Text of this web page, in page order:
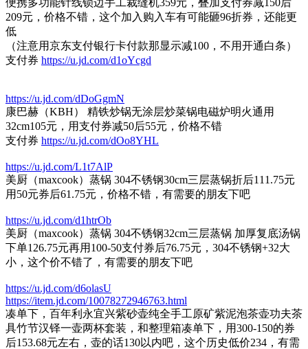
209元，价格不错，这个加入购入车有可能砸96折券，还能更
低
（注意用京东支付银行卡付款那显示减100，不用开通白条）
支付券 https://u.jd.com/d1oYcgd
https://u.jd.com/dDoGgmN
康巴赫（KBH） 精铁炒锅无涂层炒菜锅电磁炉明火通用
32cm105元，用支付券减50后55元，价格不错
支付券 https://u.jd.com/dOo8YHL
https://u.jd.com/L1t7AlP
美厨（maxcook）蒸锅 304不锈钢30cm三层蒸锅折后111.75元
用50元券后61.75元，价格不错，有需要的朋友下吧
https://u.jd.com/d1htrOb
美厨（maxcook）蒸锅 304不锈钢32cm三层蒸锅 加厚复底汤锅
下单126.75元再用100-50支付券后76.75元，304不锈钢+32大
小，这个价不错了，有需要的朋友下吧
https://u.jd.com/d6olasU
https://item.jd.com/10078272946763.html
凑单下，百年利永宜兴紫砂壶纯全手工原矿紫泥泡茶壶功夫茶
具竹节汉铎一壶两杯套装，和整理箱凑单下，用300-150的券
后153.68元左右，壶的话130以内吧，这个历史低价234，有需